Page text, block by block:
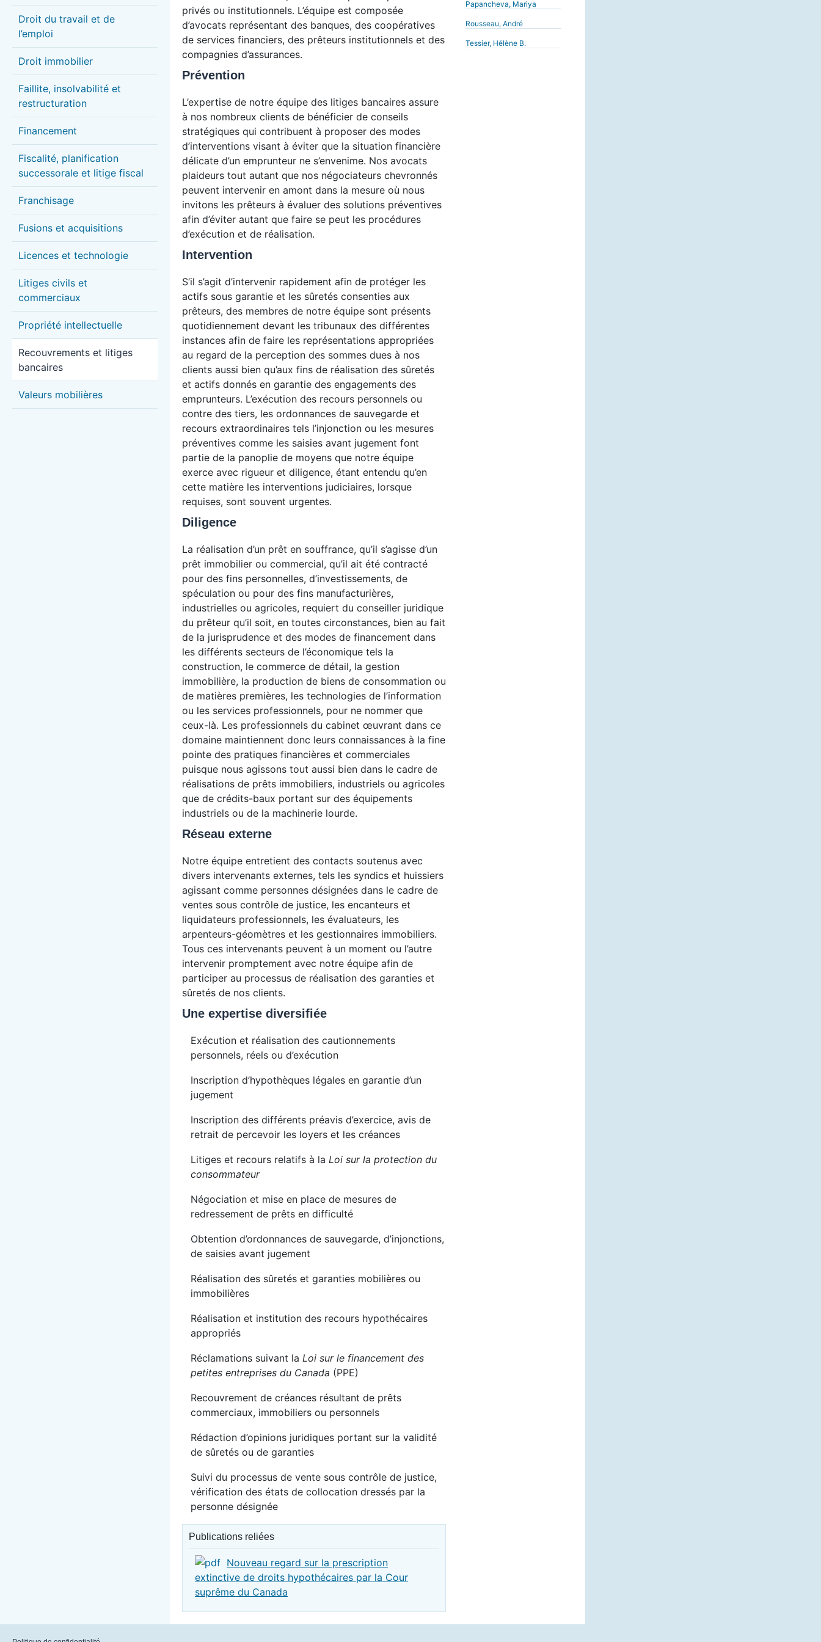
Droit du travail et de
l’emploi
Droit immobilier
Faillite, insolvabilité et
restructuration
Financement
Fiscalité, planification
successorale et litige fiscal
Franchisage
Fusions et acquisitions
Licences et technologie
Litiges civils et
commerciaux
Propriété intellectuelle
Recouvrements et litiges
bancaires
Valeurs mobilières
privés ou institutionnels. L’équipe est composée
d’avocats représentant des banques, des coopératives
de services financiers, des prêteurs institutionnels et des
compagnies d’assurances.
Prévention
L’expertise de notre équipe des litiges bancaires assure
à nos nombreux clients de bénéficier de conseils
stratégiques qui contribuent à proposer des modes
d’interventions visant à éviter que la situation financière
délicate d’un emprunteur ne s’envenime. Nos avocats
plaideurs tout autant que nos négociateurs chevronnés
peuvent intervenir en amont dans la mesure où nous
invitons les prêteurs à évaluer des solutions préventives
afin d’éviter autant que faire se peut les procédures
d’exécution et de réalisation.
Intervention
S’il s’agit d’intervenir rapidement afin de protéger les
actifs sous garantie et les sûretés consenties aux
prêteurs, des membres de notre équipe sont présents
quotidiennement devant les tribunaux des différentes
instances afin de faire les représentations appropriées
au regard de la perception des sommes dues à nos
clients aussi bien qu’aux fins de réalisation des sûretés
et actifs donnés en garantie des engagements des
emprunteurs. L’exécution des recours personnels ou
contre des tiers, les ordonnances de sauvegarde et
recours extraordinaires tels l’injonction ou les mesures
préventives comme les saisies avant jugement font
partie de la panoplie de moyens que notre équipe
exerce avec rigueur et diligence, étant entendu qu’en
cette matière les interventions judiciaires, lorsque
requises, sont souvent urgentes.
Diligence
La réalisation d’un prêt en souffrance, qu’il s’agisse d’un
prêt immobilier ou commercial, qu’il ait été contracté
pour des fins personnelles, d’investissements, de
spéculation ou pour des fins manufacturières,
industrielles ou agricoles, requiert du conseiller juridique
du prêteur qu’il soit, en toutes circonstances, bien au fait
de la jurisprudence et des modes de financement dans
les différents secteurs de l’économique tels la
construction, le commerce de détail, la gestion
immobilière, la production de biens de consommation ou
de matières premières, les technologies de l’information
ou les services professionnels, pour ne nommer que
ceux-là. Les professionnels du cabinet œuvrant dans ce
domaine maintiennent donc leurs connaissances à la fine
pointe des pratiques financières et commerciales
puisque nous agissons tout aussi bien dans le cadre de
réalisations de prêts immobiliers, industriels ou agricoles
que de crédits-baux portant sur des équipements
industriels ou de la machinerie lourde.
Réseau externe
Notre équipe entretient des contacts soutenus avec
divers intervenants externes, tels les syndics et huissiers
agissant comme personnes désignées dans le cadre de
ventes sous contrôle de justice, les encanteurs et
liquidateurs professionnels, les évaluateurs, les
arpenteurs-géomètres et les gestionnaires immobiliers.
Tous ces intervenants peuvent à un moment ou l’autre
intervenir promptement avec notre équipe afin de
participer au processus de réalisation des garanties et
sûretés de nos clients.
Une expertise diversifiée
Exécution et réalisation des cautionnements
personnels, réels ou d’exécution
Inscription d’hypothèques légales en garantie d’un
jugement
Inscription des différents préavis d’exercice, avis de
retrait de percevoir les loyers et les créances
Litiges et recours relatifs à la Loi sur la protection du
consommateur
Négociation et mise en place de mesures de
redressement de prêts en difficulté
Obtention d’ordonnances de sauvegarde, d’injonctions,
de saisies avant jugement
Réalisation des sûretés et garanties mobilières ou
immobilières
Réalisation et institution des recours hypothécaires
appropriés
Réclamations suivant la Loi sur le financement des
petites entreprises du Canada (PPE)
Recouvrement de créances résultant de prêts
commerciaux, immobiliers ou personnels
Rédaction d’opinions juridiques portant sur la validité
de sûretés ou de garanties
Suivi du processus de vente sous contrôle de justice,
vérification des états de collocation dressés par la
personne désignée
Publications reliées
Nouveau regard sur la prescription
extinctive de droits hypothécaires par la Cour
suprême du Canada
Papancheva, Mariya
Rousseau, André
Tessier, Hélène B.